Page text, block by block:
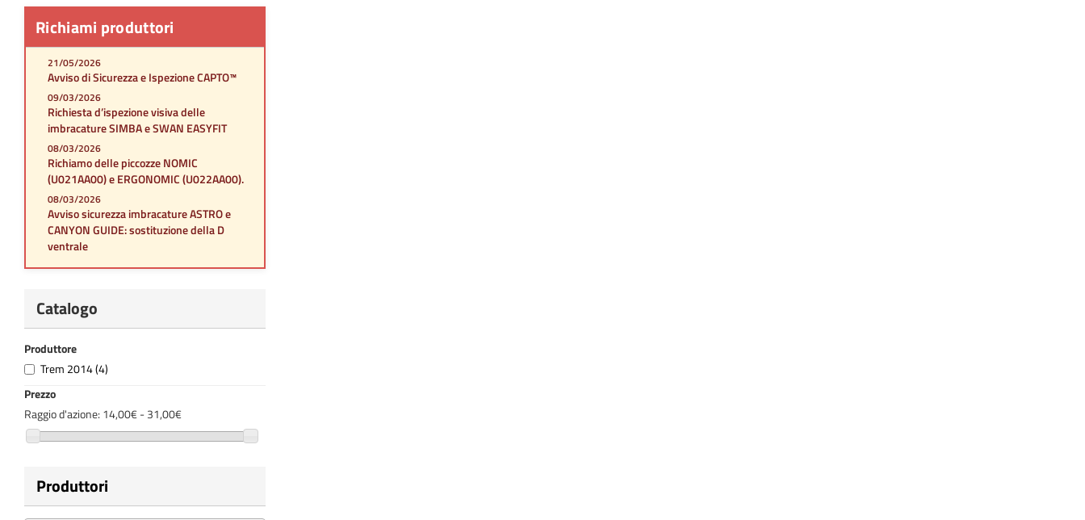
Richiami produttori
21/05/2026
Avviso di Sicurezza e Ispezione CAPTO™
09/03/2026
Richiesta d’ispezione visiva delle
imbracature SIMBA e SWAN EASYFIT
08/03/2026
Richiamo delle piccozze NOMIC
(U021AA00) e ERGONOMIC (U022AA00).
08/03/2026
Avviso sicurezza imbracature ASTRO e
CANYON GUIDE: sostituzione della D
ventrale
Catalogo
Produttore
Trem 2014(4)
Prezzo
Raggio d'azione: 14,00€ - 31,00€
Produttori